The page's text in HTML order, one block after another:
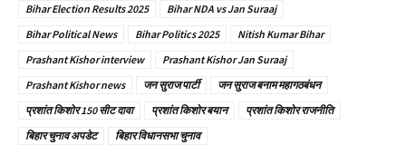
Bihar Election Results 2025
Bihar NDA vs Jan Suraaj
Bihar Political News
Bihar Politics 2025
Nitish Kumar Bihar
Prashant Kishor interview
Prashant Kishor Jan Suraaj
Prashant Kishor news
जन सुराज पार्टी
जन सुराज बनाम महागठबंधन
प्रशांत किशोर 150 सीट दावा
प्रशांत किशोर बयान
प्रशांत किशोर राजनीति
बिहार चुनाव अपडेट
बिहार विधानसभा चुनाव